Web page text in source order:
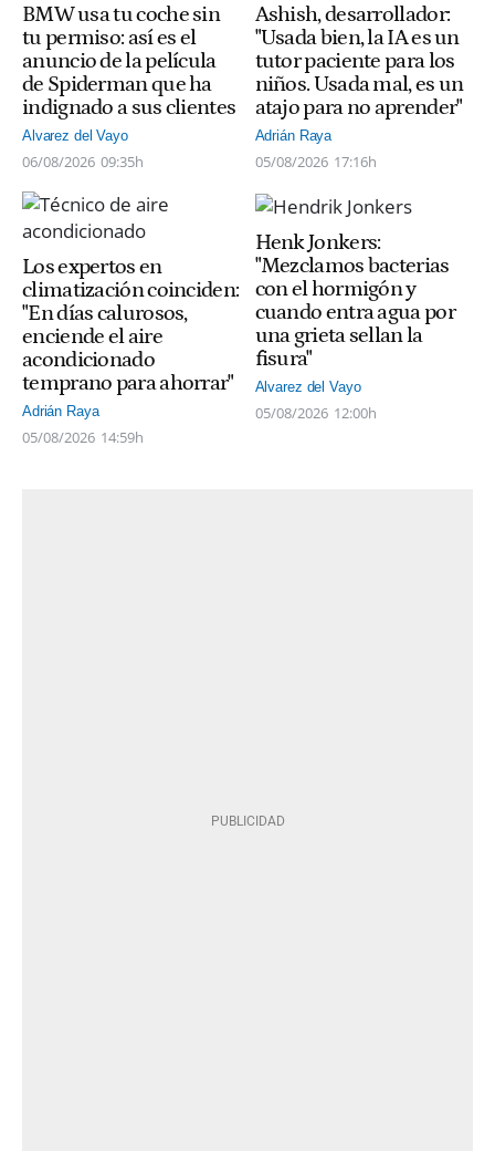
BMW usa tu coche sin
tu permiso: así es el
anuncio de la película
de Spiderman que ha
indignado a sus clientes
Alvarez del Vayo
06/08/2026 09:35h
Ashish, desarrollador:
"Usada bien, la IA es un
tutor paciente para los
niños. Usada mal, es un
atajo para no aprender"
Adrián Raya
05/08/2026 17:16h
Los expertos en
climatización coinciden:
"En días calurosos,
enciende el aire
acondicionado
temprano para ahorrar"
Adrián Raya
05/08/2026 14:59h
Henk Jonkers:
"Mezclamos bacterias
con el hormigón y
cuando entra agua por
una grieta sellan la
fisura"
Alvarez del Vayo
05/08/2026 12:00h